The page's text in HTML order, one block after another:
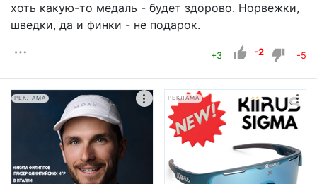
хоть какую-то медаль - будет здорово. Норвежки,
шведки, да и финки - не подарок.
+3 -2 -5
РЕКЛАМА РЕКЛАМА